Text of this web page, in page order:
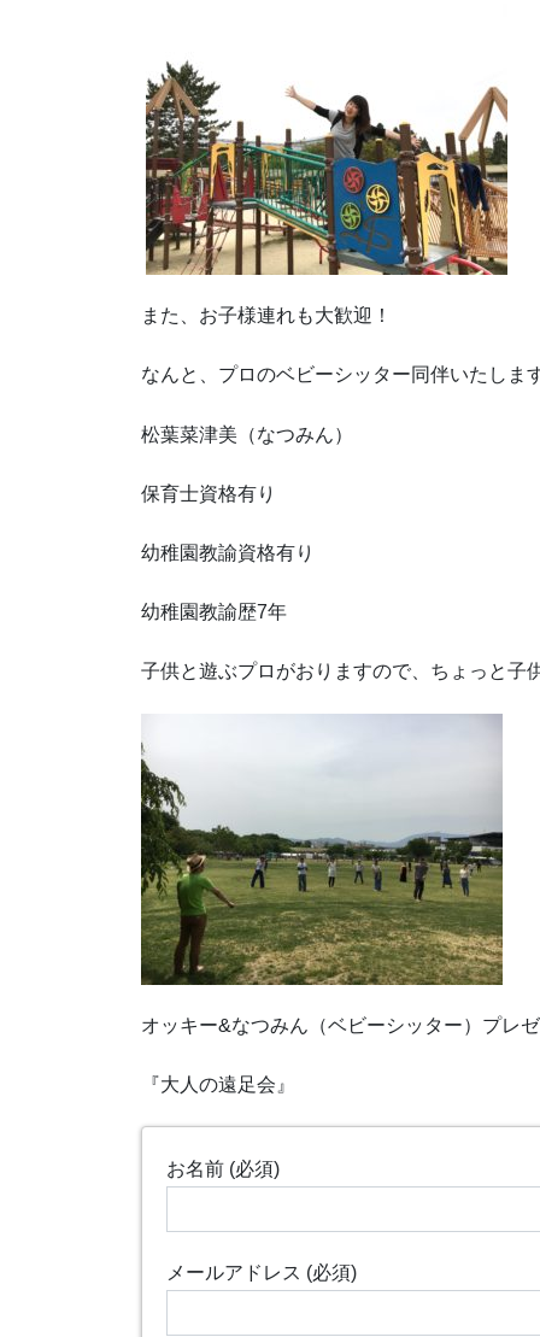
また、お子様連れも大歓迎！
なんと、プロのベビーシッター同伴いたしま
松葉菜津美（なつみん）
保育士資格有り
幼稚園教諭資格有り
幼稚園教諭歴7年
子供と遊ぶプロがおりますので、ちょっと子
オッキー&なつみん（ベビーシッター）プレ
『大人の遠足会』
お名前 (必須)
メールアドレス (必須)